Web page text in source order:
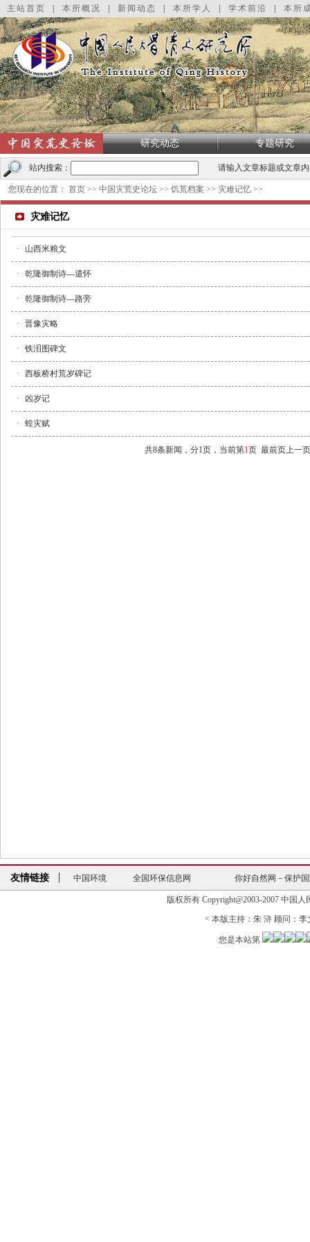
主站首页 本所概况 新闻动态 本所学人 学术前沿 本所
研究动态 专题研究
站内搜索： 请输入文章标题或文章
您现在的位置： 首页 >> 中国灾荒史论坛 >> 饥荒档案 >> 灾难记忆 >>
灾难记忆
· 山西米粮文
· 乾隆御制诗---遣怀
· 乾隆御制诗---路旁
· 晋豫灾略
· 铁泪图碑文
· 西板桥村荒岁碑记
· 凶岁记
· 蝗灾赋
共8条新闻，分1页，当前第1页 最前页上一页
友情链接 中国环境 全国环保信息网
你好自然网－保护
中国河网
环境与发展研
中国河网
环境与发展研
版权所有 Copyright@2003-2007 中国
< 本版主持：朱 浒 顾问：
您是本站第